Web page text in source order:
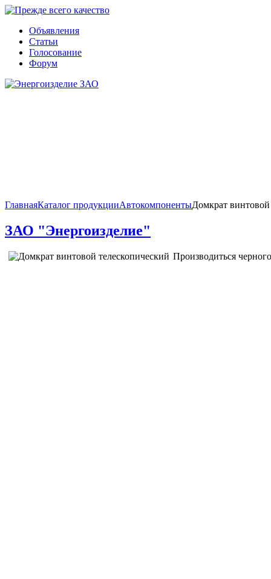
Объявления
Статьи
Голосование
Форум
ГлавнаяКаталог продукцииАвтокомпонентыДомкрат
ЗАО "Энергоизделие"
Производиться